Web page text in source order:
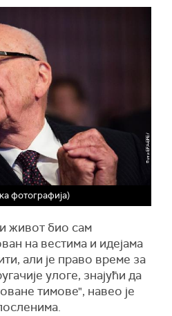
фотографија)
живот био сам
на вестима и идејама
али је право време за
улоге, знајући да
тимове", навео је